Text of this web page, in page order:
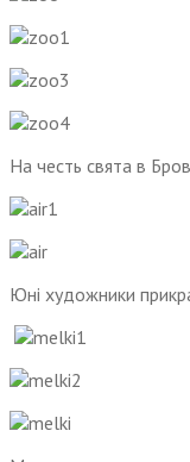
На честь свята в
Юні художники